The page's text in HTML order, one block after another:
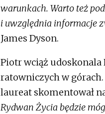
warunkach. Warto też
i uwzględnia informacje
James Dyson.
Piotr wciąż udoskonala
ratowniczych w górach.
laureat skomentował
Rydwan Życia będzie